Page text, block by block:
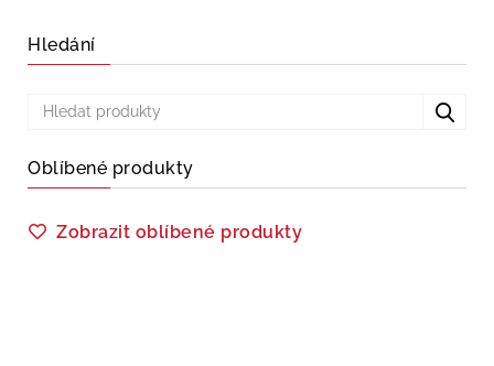
Hledání
Oblíbené produkty
Zobrazit oblíbené produkty